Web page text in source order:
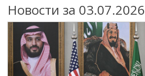
Новости за 03.07.2026